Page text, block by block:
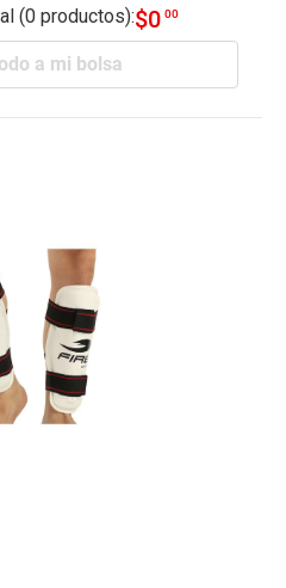
(0 productos):$0 00
a mi bolsa